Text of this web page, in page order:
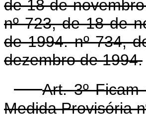
de 18 de
nº 723, de 18 de
de 1994. nº 734,
dezembro de 1994.
Art. 3º
Medida Provisória